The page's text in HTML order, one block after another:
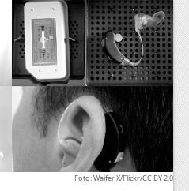
Foto: Waifer X/Flickr/CC BY 2.0